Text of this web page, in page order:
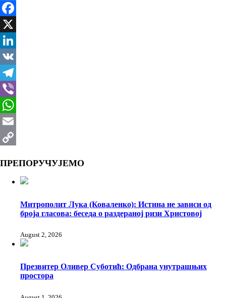
Facebook
X
LinkedIn
VK
Telegram
Viber
WhatsApp
Email
ПРЕПОРУЧУЈЕМО
Митрополит Лука (Коваленко): Истина не зависи од
броја гласова: беседа о раздераној ризи Христовој
August 2, 2026
Презвитер Оливер Суботић: Одбрана унутрашњих
простора